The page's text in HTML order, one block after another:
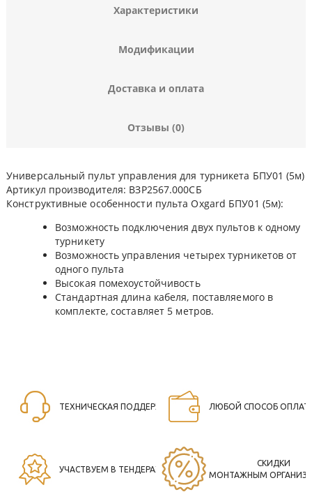
Характеристики
Модификации
Доставка и оплата
Отзывы (0)
Универсальный пульт управления для турникета БПУ01 (5м)
Артикул производителя: ВЗР2567.000СБ
Конструктивные особенности пульта Oxgard БПУ01 (5м):
Возможность подключения двух пультов к одному
турникету
Возможность управления четырех турникетов от
одного пульта
Высокая помехоустойчивость
Стандартная длина кабеля, поставляемого в
комплекте, составляет 5 метров.
ТЕХНИЧЕСКАЯ ПОДДЕРЖКА ЛЮБОЙ СПОСОБ
УЧАСТВУЕМ В ТЕНДЕРАХ
СКИДКИ
МОНТАЖНЫМ